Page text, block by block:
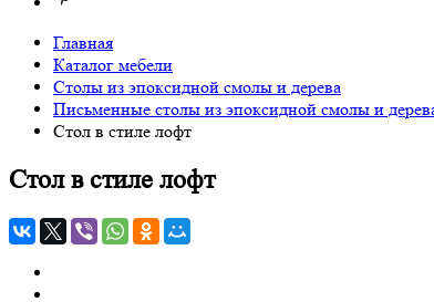
Главная
Каталог мебели
Столы из эпоксидной смолы и дерева
Письменные столы из эпоксидной смолы и
Стол в стиле лофт
Стол в стиле лофт